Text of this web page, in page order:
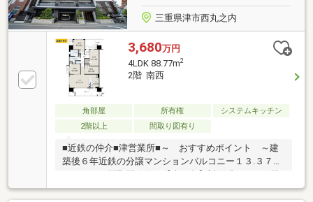
三重県津市西丸之内
3,680万円
4LDK 88.77m2
2階 南西
角部屋 所有権
システムキッチン
2階以上
間取り図有り
■近鉄の仲介■津営業所■～ おすすめポイント ～建
築後６年近鉄の分譲マンションバルコニー１３.３７㎡
４ＬＤＫの間取開放的な【南西角】対面式キッチン駐
車１台可ペット【飼育可】（管理規約に準ずる）【窓